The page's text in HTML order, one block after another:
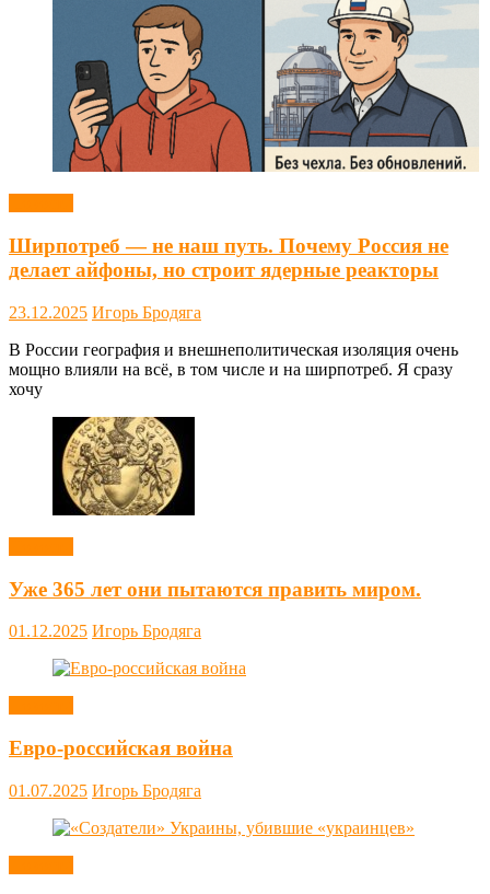
Ширпотреб — не наш путь. Почему Россия не
делает айфоны, но строит ядерные реакторы
23.12.2025 Игорь Бродяга
В России география и внешнеполитическая изоляция очень
мощно влияли на всё, в том числе и на ширпотреб. Я сразу
хочу
Уже 365 лет они пытаются править миром.
01.12.2025 Игорь Бродяга
Евро-российская война
01.07.2025 Игорь Бродяга